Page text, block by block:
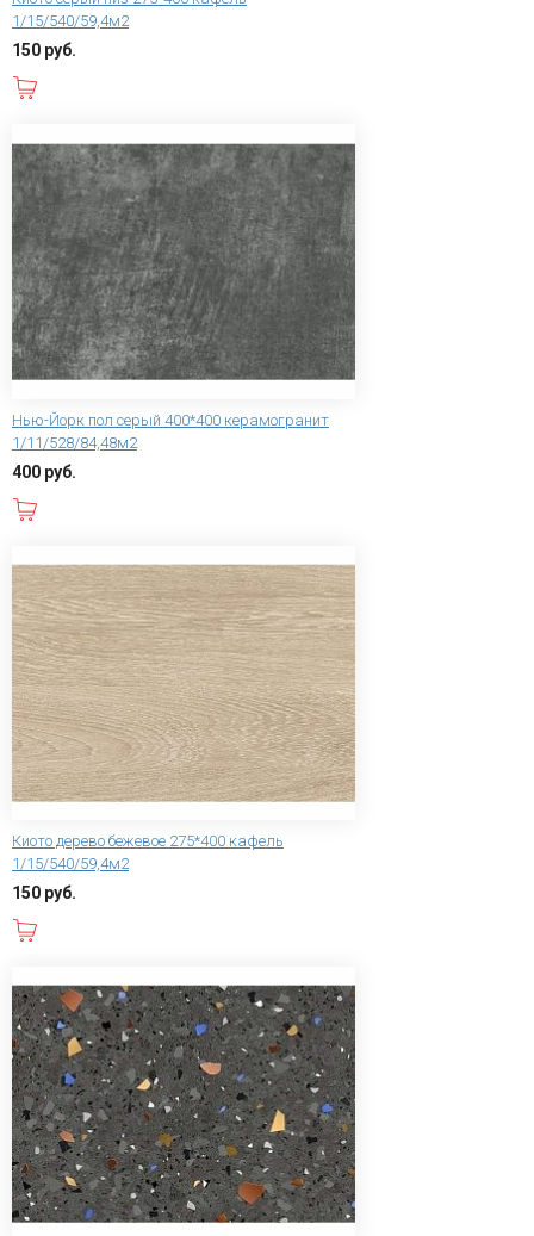
1/15/540/59,4м2
150 руб.
Нью-Йорк пол серый 400*400 керамогранит
1/11/528/84,48м2
400 руб.
Киото дерево бежевое 275*400 кафель
1/15/540/59,4м2
150 руб.